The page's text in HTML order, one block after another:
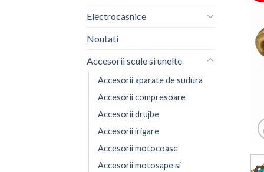
Electrocasnice
Noutati
Accesorii scule si unelte
Accesorii aparate de sudura
Accesorii compresoare
Accesorii drujbe
Accesorii irigare
Accesorii motocoase
Accesorii motosape si